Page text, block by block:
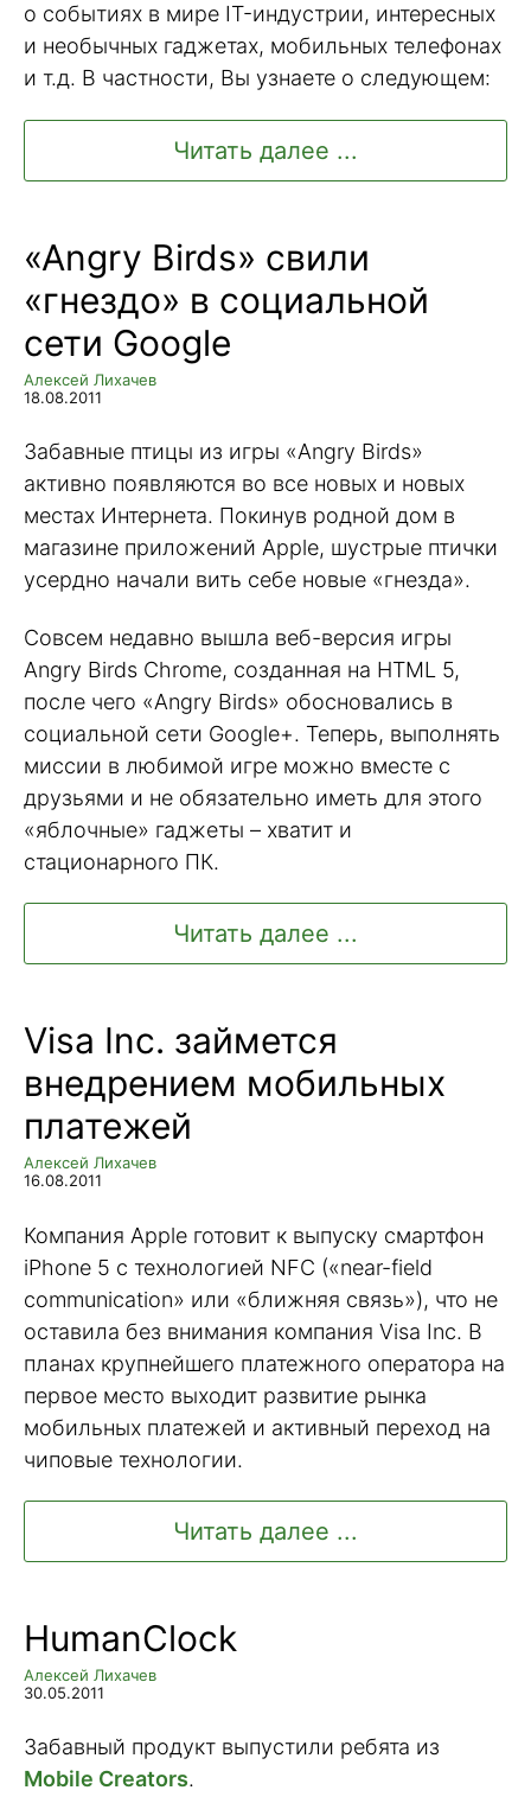
о событиях в мире IT-индустрии, интересных
и необычных гаджетах, мобильных телефонах
и т.д. В частности, Вы узнаете о следующем:
Читать далее ...
«Angry Birds» свили
«гнездо» в социальной
сети Google
Алексей Лихачев
18.08.2011
Забавные птицы из игры «Angry Birds»
активно появляются во все новых и новых
местах Интернета. Покинув родной дом в
магазине приложений Apple, шустрые птички
усердно начали вить себе новые «гнезда».
Совсем недавно вышла веб-версия игры
Angry Birds Chrome, созданная на HTML 5,
после чего «Angry Birds» обосновались в
социальной сети Google+. Теперь, выполнять
миссии в любимой игре можно вместе с
друзьями и не обязательно иметь для этого
«яблочные» гаджеты – хватит и
стационарного ПК.
Читать далее ...
Visa Inc. займется
внедрением мобильных
платежей
Алексей Лихачев
16.08.2011
Компания Apple готовит к выпуску смартфон
iPhone 5 с технологией NFC («near-field
communication» или «ближняя связь»), что не
оставила без внимания компания Visa Inc. В
планах крупнейшего платежного оператора на
первое место выходит развитие рынка
мобильных платежей и активный переход на
чиповые технологии.
Читать далее ...
HumanClock
Алексей Лихачев
30.05.2011
Забавный продукт выпустили ребята из
Mobile Creators.